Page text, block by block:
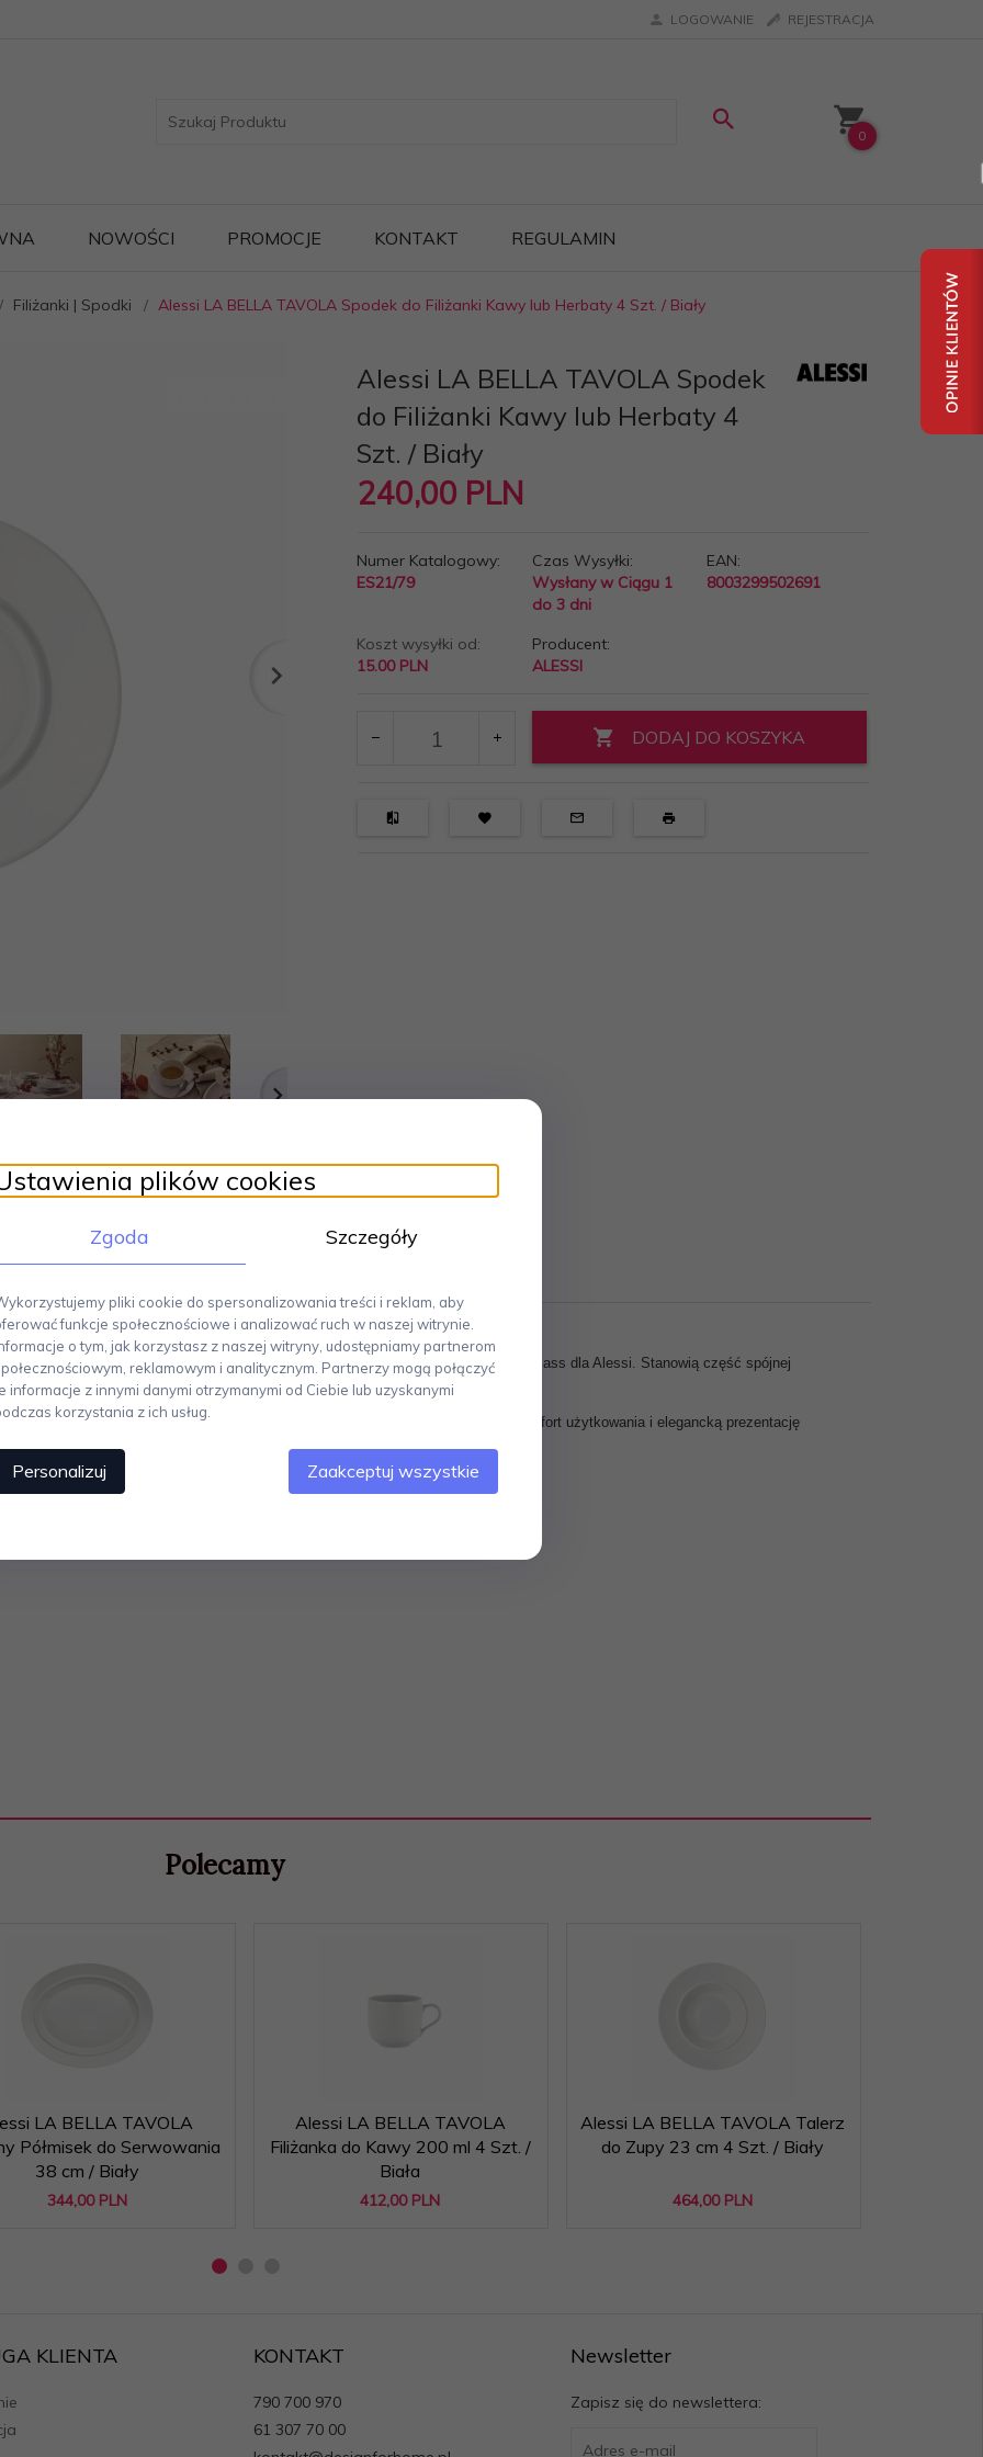
LOGOWANIE REJESTRACJA
0
NOWOŚCI PROMOCJE KONTAKT REGULAMIN
Filiżanki | Spodki Alessi LA BELLA TAVOLA Spodek do Filiżanki Kawy lub Herbaty 4 Szt. / Biały
Alessi LA BELLA TAVOLA Spodek
do Filiżanki Kawy lub Herbaty 4
Szt. / Biały
240,00 PLN
Numer Katalogowy:
ES21/79
Czas Wysyłki:
Wysłany w Ciągu 1
do 3 dni
EAN:
8003299502691
Koszt wysyłki od:
15.00 PLN
Producent:
ALESSI
DODAJ DO KOSZYKA
– 4 sztukito eleganckie dopełnienie kolekcji zaprojektowanej przezEttore Sottsass dla Alessi. Stanowią część spójnej
współgra z pozostałymi, budując wyjątkową estetykę serwowania.
w Niemczech, łącząminimalistyczną formę z trwałością
, zapewniając komfort użytkowania i elegancką prezentację
Tavola Alessi 4 sztuki
Polecamy
LA BELLA TAVOLA
Półmisek do Serwowania
38 cm / Biały
344,00 PLN
Alessi LA BELLA TAVOLA
Filiżanka do Kawy 200 ml 4 Szt. /
Biała
412,00 PLN
Alessi LA BELLA TAVOLA Talerz
do Zupy 23 cm 4 Szt. / Biały
464,00 PLN
KLIENTA KONTAKT
790 700 970
61 307 70 00
Newsletter
Zapisz się do newslettera:
plików cookies
Zgoda Szczegóły
pliki cookie do spersonalizowania treści i reklam, aby
funkcje społecznościowe i analizować ruch w naszej witrynie.
o tym, jak korzystasz z naszej witryny, udostępniamy partnerom
reklamowym i analitycznym. Partnerzy mogą połączyć
informacje z innymi danymi otrzymanymi od Ciebie lub uzyskanymi
korzystania z ich usług.
Personalizuj Zaakceptuj wszystkie